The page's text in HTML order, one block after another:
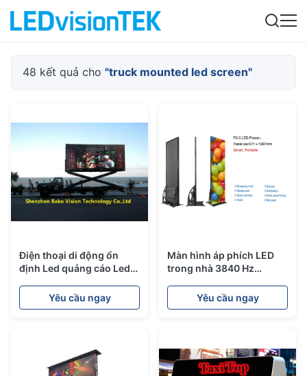
48 kết quả cho "truck mounted led screen"
Điện thoại di động ổn
định Led quảng cáo Led
chuyển xe / xe tải
Yêu cầu ngay
Màn hình áp phích LED
trong nhà 3840 Hz
có thể di chuyển cho
quảng cáo
Yêu cầu ngay